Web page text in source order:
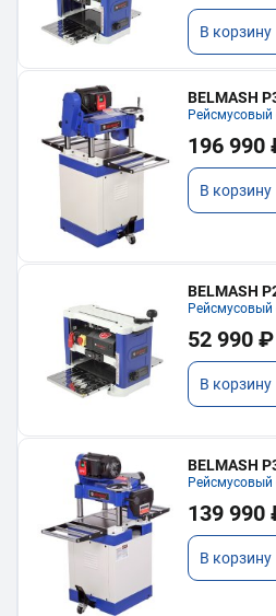
В корзину
BELMASH
Рейсмусовый
196 990
В корзину
BELMASH
Рейсмусовый
52 990 ₽
В корзину
BELMASH
Рейсмусовый
139 990
В корзину